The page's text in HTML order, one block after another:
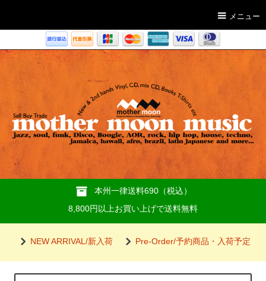
メニュー
本州一律送料690（税込）
8,800円以上お買い上げで送料無料
NEW ARRIVAL/新入荷 Pre-Order/予約商品・入荷予定